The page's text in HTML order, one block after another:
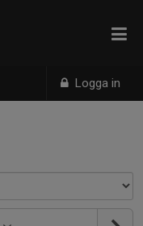
Logga in